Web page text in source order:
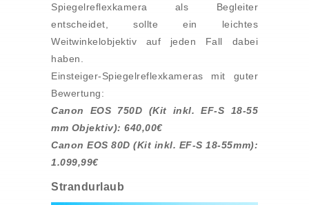
Spiegelreflexkamera als Begleiter
entscheidet, sollte ein leichtes
Weitwinkelobjektiv auf jeden Fall dabei
haben.
Einsteiger-Spiegelreflexkameras mit guter
Bewertung:
Canon EOS 750D (Kit inkl. EF-S 18-55
mm Objektiv): 640,00€
Canon EOS 80D (Kit inkl. EF-S 18-55mm):
1.099,99€
Strandurlaub